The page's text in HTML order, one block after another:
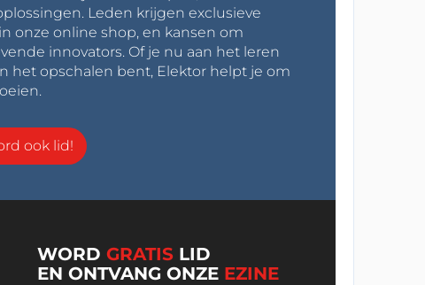
Leden krijgen exclusieve
onze online shop, en kansen om
innovators. Of je nu aan het leren
het opschalen bent, Elektor helpt je om
ook lid!
WORDGRATIS LID
EN ONTVANG ONZE EZINE